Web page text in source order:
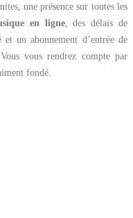
une présence sur toutes les
en ligne, des délais de
un abonnement d’entrée de
vous rendrez compte par
fondé.